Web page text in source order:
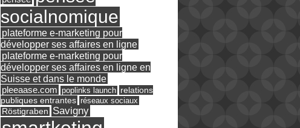
socialnomique
plateforme e-marketing pour
développer ses affaires en ligne
plateforme e-marketing pour
développer ses affaires en ligne en
Suisse et dans le monde
pleeaase.com poplinks launch relations
publiques entrantes réseaux sociaux
Röstigraben Savigny